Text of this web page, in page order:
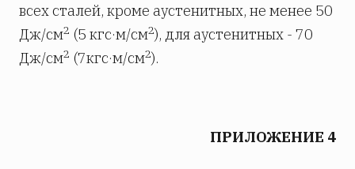
всех сталей, кроме аустенитных, не менее 50
Дж/см2 (5 кгс·м/см2), для аустенитных - 70
Дж/см2 (7кгс·м/см2).
ПРИЛОЖЕНИЕ 4